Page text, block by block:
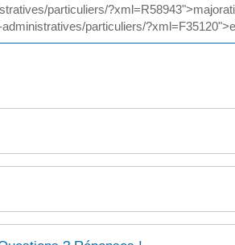
particuliers/
particuliers/